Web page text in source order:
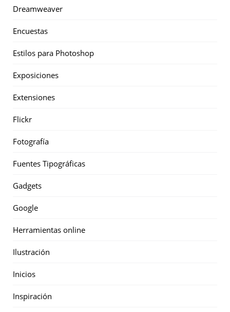
Dreamweaver
Encuestas
Estilos para Photoshop
Exposiciones
Extensiones
Flickr
Fotografía
Fuentes Tipográficas
Gadgets
Google
Herramientas online
Ilustración
Inicios
Inspiración